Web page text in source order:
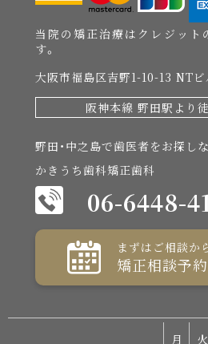
当院の矯正治療はクレジット
す。
大阪市福島区吉野1-10-13 NT
阪神本線 野田駅より
野田・中之島で歯医者をお探しな
かきうち歯科矯正歯科
06-6448-
まずはご相談か
矯正相談予約
月 火